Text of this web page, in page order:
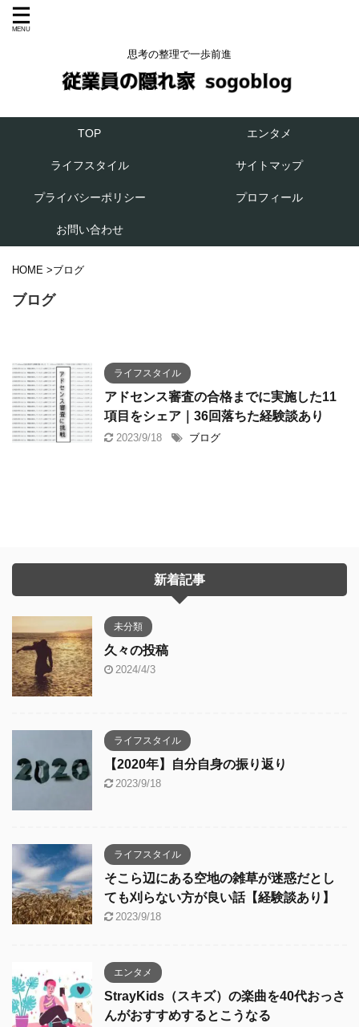
思考の整理で一歩前進
TOP エンタメ
ライフスタイル サイトマップ
プライバシーポリシー プロフィール
お問い合わせ
HOME >ブログ
ブログ
ライフスタイル
アドセンス審査の合格までに実施した11
項目をシェア｜36回落ちた経験談あり
2023/9/18 ブログ
新着記事
未分類
久々の投稿
2024/4/3
ライフスタイル
【2020年】自分自身の振り返り
2023/9/18
ライフスタイル
そこら辺にある空地の雑草が迷惑だとし
ても刈らない方が良い話【経験談あり】
2023/9/18
エンタメ
StrayKids（スキズ）の楽曲を40代おっさ
んがおすすめするとこうなる